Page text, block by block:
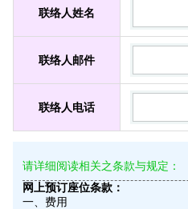
联络人姓名
联络人邮件
联络人电话
请详细阅读相关之条款与规定：
网上预订座位条款：
一、费用